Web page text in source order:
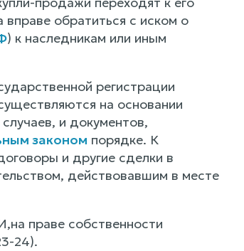
обратиться с иском о
) к наследникам или иным
регистрации
на основании
случаев, и документов,
законом порядке. К
и другие сделки в
действовавшим в месте
праве собственности
24).